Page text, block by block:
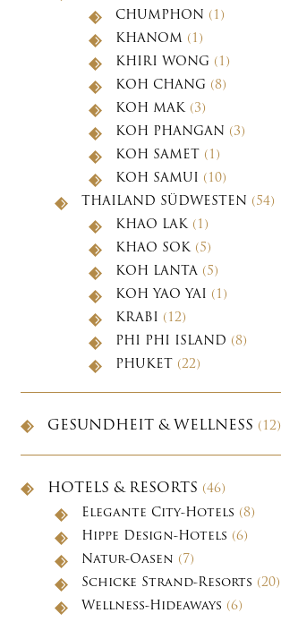
CHUMPHON (1)
KHANOM (1)
KHIRI WONG (1)
KOH CHANG (8)
KOH MAK(3)
KOH PHANGAN (3)
KOH SAMET (1)
KOH SAMUI (10)
THAILAND SÜDWESTEN (54)
KHAO LAK(1)
KHAO SOK(5)
KOH LANTA (5)
KOH YAO YAI (1)
KRABI (12)
PHI PHI ISLAND (8)
PHUKET (22)
GESUNDHEIT & WELLNESS (12)
HOTELS & RESORTS (46)
Elegante City-Hotels (8)
Hippe Design-Hotels (6)
Natur-Oasen (7)
Schicke Strand-Resorts (20)
Wellness-Hideaways (6)